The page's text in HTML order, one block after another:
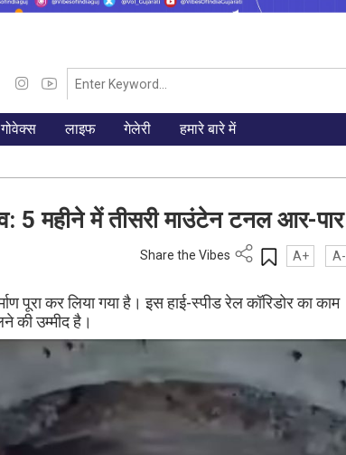
गोवेक्स लाइफ गेलेरी हमारे बारे में
5 महीने में तीसरी माउंटेन टनल आर-पार
Share the Vibes A+ A-
पूरा कर लिया गया है। इस हाई-स्पीड रेल कॉरिडोर का काम
की उम्मीद है।